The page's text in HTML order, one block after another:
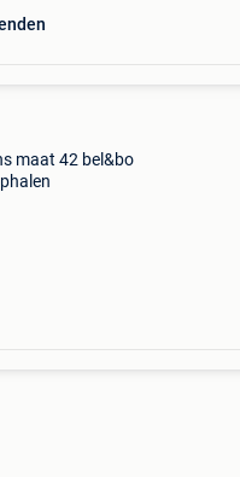
maat 42 bel&bo